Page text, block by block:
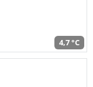
4,7 °C